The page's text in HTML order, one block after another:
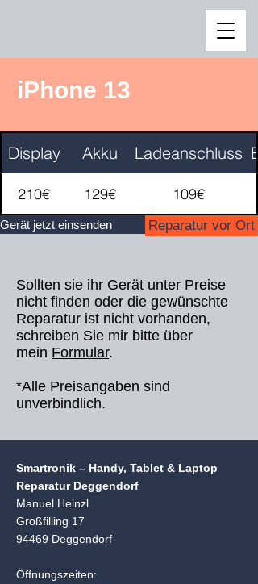
iPhone 13
Display Akku Ladeanschluss
210€ 129€ 109€
Gerät jetzt einsenden Reparatur vor Ort
Sollten sie ihr Gerät unter Preise
nicht finden oder die gewünschte
Reparatur ist nicht vorhanden,
schreiben Sie mir bitte über
mein Formular​.
*Alle Preisangaben sind
unverbindlich.
Smartronik – Handy, Tablet & Laptop
Reparatur Deggendorf
Manuel Heinzl
Großfilling 17
94469 Deggendorf
Öffnungszeiten: